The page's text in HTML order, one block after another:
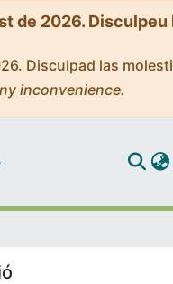
de 2026. Disculpeu
Disculpad las
inconvenience.